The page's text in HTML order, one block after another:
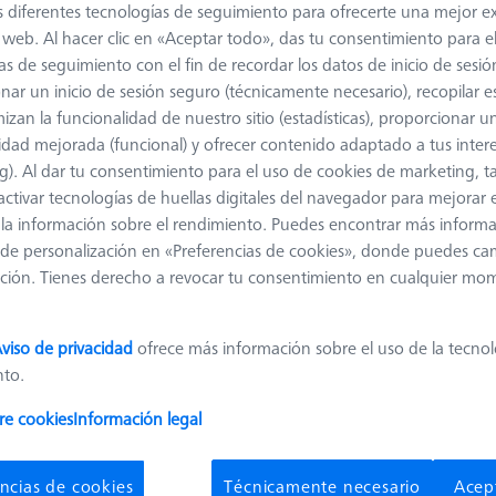
de pedido en la tienda de
estereoscópicos: la tienda de metrología de ZEISS
diferentes tecnologías de seguimiento para ofrecerte una mejor
Al hacer clic en «Aceptar todo», das tu consentimiento para
de seguimiento con el fin de recordar los datos de inicio de
un inicio de sesión seguro (técnicamente necesario), recopilar
la funcionalidad de nuestro sitio (estadísticas), proporcionar
mejorada (funcional) y ofrecer contenido adaptado a tus
Al dar tu consentimiento para el uso de cookies de marketing,
tecnologías de huellas digitales del navegador para mejorar
información sobre el rendimiento. Puedes encontrar más
personalización en «Preferencias de cookies», donde puedes
Tienes derecho a revocar tu consentimiento en cualquier
de privacidadofrece más información sobre el uso de la
cookiesInformación legal
de cookies Técnicamente necesario